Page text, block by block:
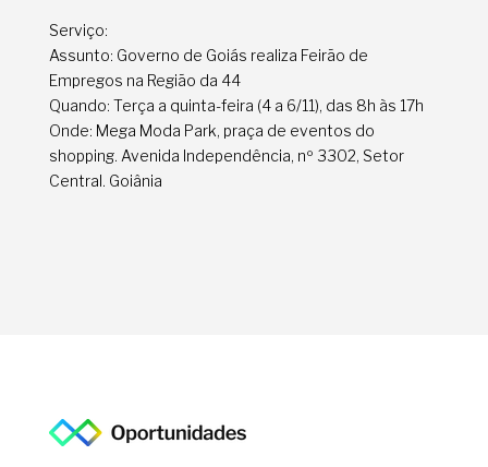
Serviço:
Assunto: Governo de Goiás realiza Feirão de
Empregos na Região da 44
Quando: Terça a quinta-feira (4 a 6/11), das 8h às 17h
Onde: Mega Moda Park, praça de eventos do
shopping. Avenida Independência, nº 3302, Setor
Central. Goiânia